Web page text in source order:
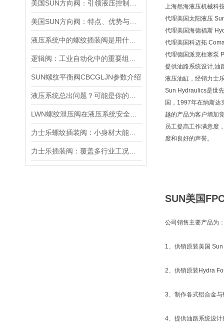
SUN螺纹平衡阀CBCGLJN参数介绍
上海然海液压机械科
代理美国太阳液压
代理美国海德福斯
代理美国科迈拓
代理德国派克柱塞泵
提供油路系统设计,油
液压油缸，经销力士
Sun Hydraulics是世
国，1997年在纳斯达
越的产品为客户增加
员工提高工作满意度
度和良好的声誉。
SUN美国
公司销售主要产品为
1、供销原装美国
2、供销原装Hydra
3、制作各式铝合金与
4、提供油路系统设